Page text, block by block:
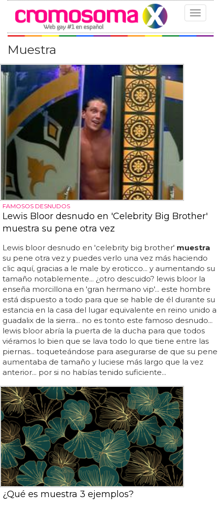
Toggle
Muestra
FAMOSOS DESNUDOS
Lewis Bloor desnudo en 'Celebrity Big Brother'
muestra su pene otra vez
Lewis bloor desnudo en 'celebrity big brother' muestra
su pene otra vez y puedes verlo una vez más haciendo
clic aquí, gracias a le male by eroticco... y aumentando su
tamaño notablemente... ¿otro descuido? lewis bloor la
enseña morcillona en 'gran hermano vip'... este hombre
está dispuesto a todo para que se hable de él durante su
estancia en la casa del lugar equivalente en reino unido a
guadalix de la sierra... no es tonto este famoso desnudo...
lewis bloor abría la puerta de la ducha para que todos
viéramos lo bien que se lava todo lo que tiene entre las
piernas... toqueteándose para asegurarse de que su pene
aumentaba de tamaño y luciese más largo que la vez
anterior... por si no habías tenido suficiente...
¿Qué es muestra 3 ejemplos?